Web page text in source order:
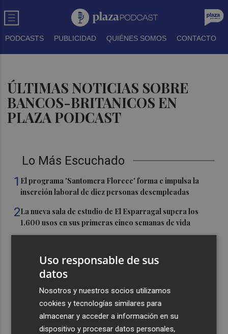
PODCASTS PUBLICIDAD QUIÉNES SOMOS CONTACTO
ÚLTIMAS NOTICIAS SOBRE
BANCOS-BRITANICOS EN
PLAZA PODCAST
Lo Más Escuchado
1 El programa 'Santomera Florece' forma e impulsa la
inserción laboral de diez personas desempleadas
2La nueva sala de estudio de El Esparragal supera los
1.600 usos en sus primeras cinco semanas de vida
Instalan en la Avenida de la Libertad una infraestructura
comercial
Los incendios de Sierra Engarcerán y Culla evolucionan
positivamente pero Tírig pasa a situación 2 del PEIF
Uso responsable de sus
datos
Nosotros y nuestros socios utilizamos
cookies y tecnologías similares para
almacenar y acceder a información en su
dispositivo y procesar datos personales,